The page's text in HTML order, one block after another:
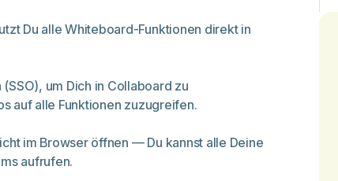
Du alle Whiteboard-Funktionen direkt in
um Dich in Collaboard zu
auf alle Funktionen zuzugreifen.
im Browser öffnen — Du kannst alle Deine
aufrufen.